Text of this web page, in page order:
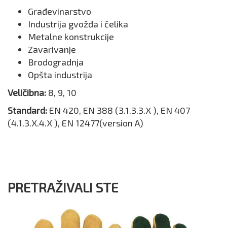
Građevinarstvo
Industrija gvožđa i čelika
Metalne konstrukcije
Zavarivanje
Brodogradnja
Opšta industrija
Veličibna: 8, 9, 10
Standard: EN 420, EN 388 (3.1.3.3.X ), EN 407
(4.1.3.X.4.X ), EN 12477(version A)
PRETRAŽIVALI STE